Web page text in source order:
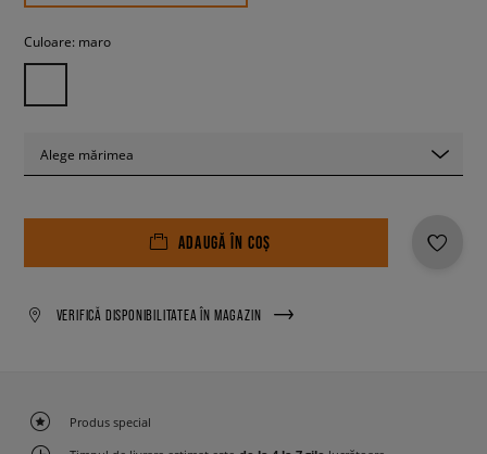
Culoare: maro
Alege mărimea
ADAUGĂ ÎN COȘ
VERIFICĂ DISPONIBILITATEA ÎN MAGAZIN
Produs special